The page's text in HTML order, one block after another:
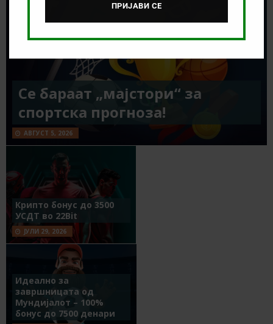
Се бараат „мајстори“ за
спортска прогноза!
АВГУСТ 5, 2026
Крипто бонус до 3500
УСДТ во 22Bit
ЈУЛИ 29, 2026
Идеално за
завршницата од
Мундијалот – 100%
бонус до 7500 денари
ПРИЈАВИ СЕ